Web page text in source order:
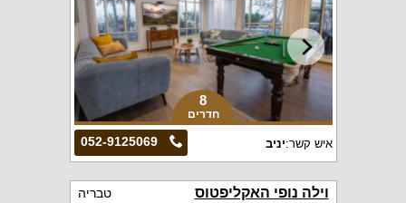
8
חדרים
052-9125069 איש קשר:יניב
וילה נופי האקליפטוס טבריה